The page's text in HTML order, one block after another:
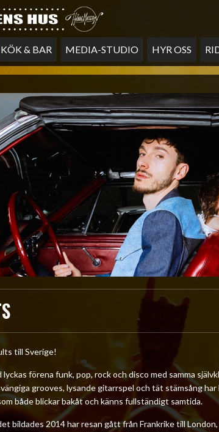
KÖK & BAR MEDIA-STUDIO HYR OSS
till Sverige!
lyckas förena funk, pop, rock och disco med samma
grooves, lysande gitarrspel och tät stämsång
både blickar bakåt och känns fullständigt samtida.
bildades 2014 har resan gått från Frankrike till